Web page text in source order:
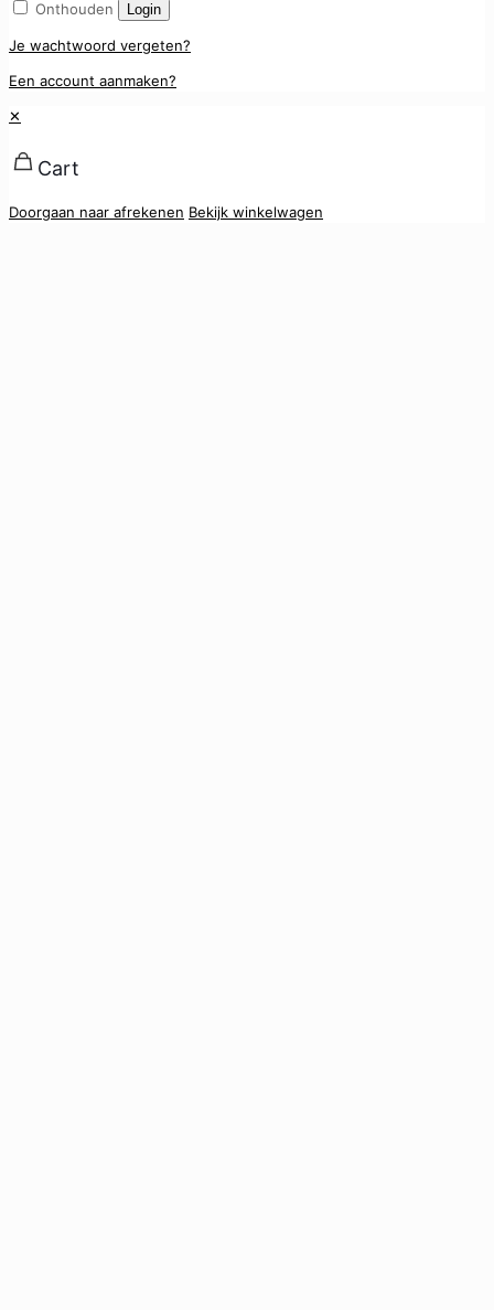
Onthouden Login
Je wachtwoord vergeten?
Een account aanmaken?
✕
Cart
Doorgaan naar afrekenen Bekijk winkelwagen